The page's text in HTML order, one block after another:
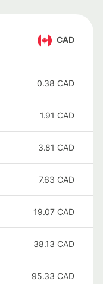
CAD
0.38 CAD
1.91 CAD
3.81 CAD
7.63 CAD
19.07 CAD
38.13 CAD
95.33 CAD